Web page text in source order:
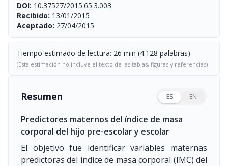
DOI: 10.37527/2015.65.3.003
Recibido: 13/01/2015
Aceptado: 27/04/2015
Tiempo estimado de lectura: 26 min (4.128 palabras)
(Esta estimación no incluye el texto de las tablas, figuras y referencias)
Resumen ES EN
Predictores maternos del índice de masa
corporal del hijo pre-escolar y escolar
El objetivo fue identificar variables maternas
predictoras del índice de masa corporal (IMC) del